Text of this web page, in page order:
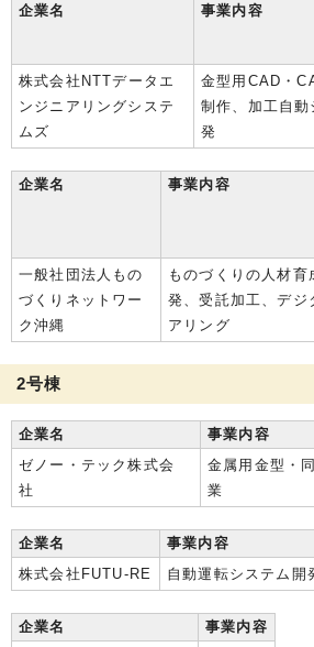
企業名 事業内容
株式会社NTTデータエ
ンジニアリングシステ
ムズ
金型用CAD・
制作、加工自動
発
企業名 事業内容
一般社団法人もの
づくりネットワー
ク沖縄
ものづくりの人材育
発、受託加工、デジ
アリング
2号棟
企業名
事業内容
ゼノー・テック株式会
社
金属用金型・
業
企業名
事業内容
株式会社FUTU-RE
自動運転システム開
企業名
事業内容